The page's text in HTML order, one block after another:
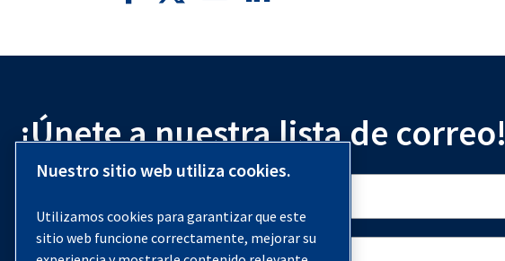
¡Únete a nuestra lista de correo!
Nuestro sitio web utiliza cookies.
Utilizamos cookies para garantizar que este
sitio web funcione correctamente, mejorar su